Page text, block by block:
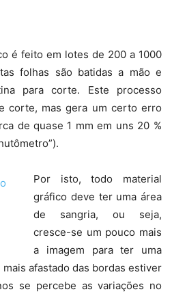
é feito em lotes de 200 a 1000
folhas são batidas a mão e
para corte. Este processo
corte, mas gera um certo erro
de quase 1 mm em uns 20 %
Por isto, todo material
gráfico deve ter uma área
de sangria, ou seja,
cresce-se um pouco mais
a imagem para ter uma
afastado das bordas estiver
se percebe as variações no